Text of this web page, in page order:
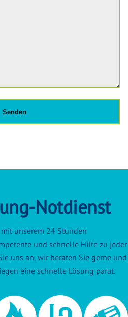
Notdienst
unserem 24 Stunden
und schnelle Hilfe zu jeder
uns an, wir beraten Sie gerne und
eine schnelle Lösung parat.